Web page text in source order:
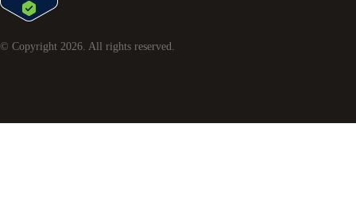
© Copyright 2026 . All rights reserved.